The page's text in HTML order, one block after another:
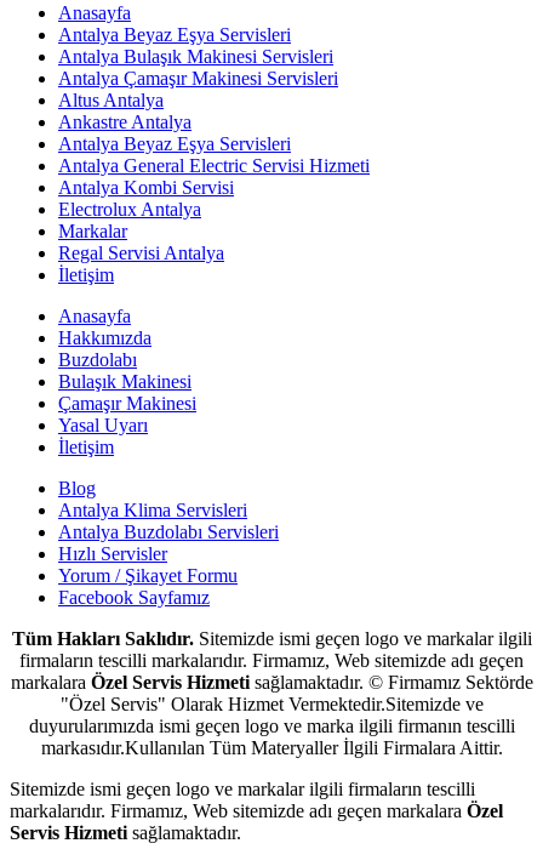
Anasayfa
Antalya Beyaz Eşya Servisleri
Antalya Bulaşık Makinesi Servisleri
Antalya Çamaşır Makinesi Servisleri
Altus Antalya
Ankastre Antalya
Antalya Beyaz Eşya Servisleri
Antalya General Electric Servisi Hizmeti
Antalya Kombi Servisi
Electrolux Antalya
Markalar
Regal Servisi Antalya
İletişim
Anasayfa
Hakkımızda
Buzdolabı
Bulaşık Makinesi
Çamaşır Makinesi
Yasal Uyarı
İletişim
Blog
Antalya Klima Servisleri
Antalya Buzdolabı Servisleri
Hızlı Servisler
Yorum / Şikayet Formu
Facebook Sayfamız
Tüm Hakları Saklıdır. Sitemizde ismi geçen logo ve markalar ilgili
firmaların tescilli markalarıdır. Firmamız, Web sitemizde adı geçen
markalara Özel Servis Hizmetisağlamaktadır. © Firmamız Sektörde
"Özel Servis" Olarak Hizmet Vermektedir.Sitemizde ve
duyurularımızda ismi geçen logo ve marka ilgili firmanın tescilli
markasıdır.Kullanılan Tüm Materyaller İlgili Firmalara Aittir.
Sitemizde ismi geçen logo ve markalar ilgili firmaların tescilli
markalarıdır. Firmamız, Web sitemizde adı geçen markalara Özel
Servis Hizmeti sağlamaktadır.